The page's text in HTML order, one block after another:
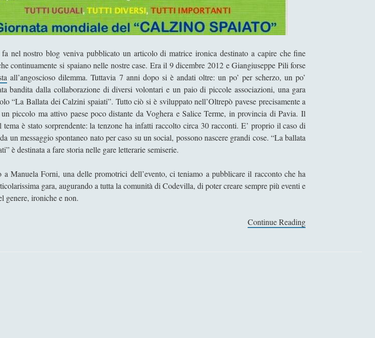
nel nostro blog veniva pubblicato un articolo di matrice ironica destinato a capire che fine
continuamente si spaiano nelle nostre case. Era il 9 dicembre 2012 e Giangiuseppe Pili forse
all’angoscioso dilemma. Tuttavia 7 anni dopo si è andati oltre: un po’ per scherzo, un po’
bandita dalla collaborazione di diversi volontari e un paio di piccole associazioni, una gara
“La Ballata dei Calzini spaiati”. Tutto ciò si è sviluppato nell’Oltrepò pavese precisamente a
piccolo ma attivo paese poco distante da Voghera e Salice Terme, in provincia di Pavia. Il
tema è stato sorprendente: la tenzone ha infatti raccolto circa 30 racconti. E’ proprio il caso di
un messaggio spontaneo nato per caso su un social, possono nascere grandi cose. “La ballata
è destinata a fare storia nelle gare letterarie semiserie.
a Manuela Forni, una delle promotrici dell’evento, ci teniamo a pubblicare il racconto che ha
gara, augurando a tutta la comunità di Codevilla, di poter creare sempre più eventi e
genere, ironiche e non.
Continue Reading